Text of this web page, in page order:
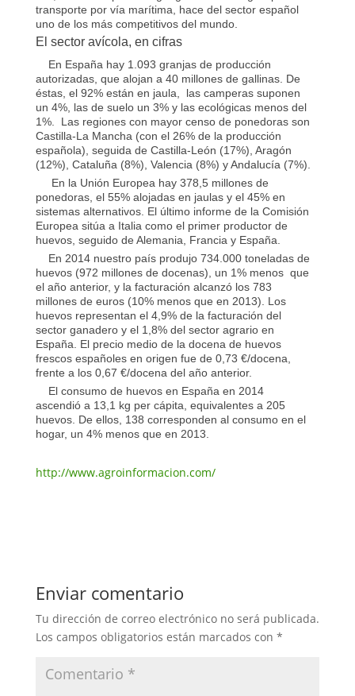
transporte por vía marítima, hace del sector español
uno de los más competitivos del mundo.
El sector avícola, en cifras
En España hay 1.093 granjas de producción
autorizadas, que alojan a 40 millones de gallinas. De
éstas, el 92% están en jaula, las camperas suponen
un 4%, las de suelo un 3% y las ecológicas menos del
1%. Las regiones con mayor censo de ponedoras son
Castilla-La Mancha (con el 26% de la producción
española), seguida de Castilla-León (17%), Aragón
(12%), Cataluña (8%), Valencia (8%) y Andalucía (7%).
En la Unión Europea hay 378,5 millones de
ponedoras, el 55% alojadas en jaulas y el 45% en
sistemas alternativos. El último informe de la Comisión
Europea sitúa a Italia como el primer productor de
huevos, seguido de Alemania, Francia y España.
En 2014 nuestro país produjo 734.000 toneladas de
huevos (972 millones de docenas), un 1% menos que
el año anterior, y la facturación alcanzó los 783
millones de euros (10% menos que en 2013). Los
huevos representan el 4,9% de la facturación del
sector ganadero y el 1,8% del sector agrario en
España. El precio medio de la docena de huevos
frescos españoles en origen fue de 0,73 €/docena,
frente a los 0,67 €/docena del año anterior.
El consumo de huevos en España en 2014
ascendió a 13,1 kg per cápita, equivalentes a 205
huevos. De ellos, 138 corresponden al consumo en el
hogar, un 4% menos que en 2013.
http://www.agroinformacion.com/
Enviar comentario
Tu dirección de correo electrónico no será publicada.
Los campos obligatorios están marcados con *